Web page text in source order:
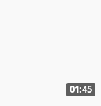
01:45